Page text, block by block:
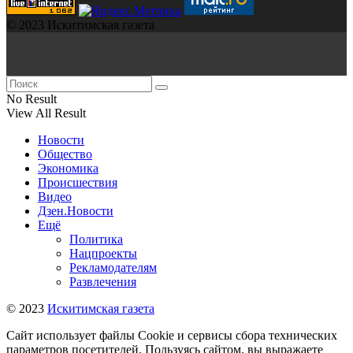
© 2023 Искитимская газета
No Result
View All Result
Новости
Общество
Экономика
Происшествия
Видео
Дзен.Новости
Ещё
Политика
Нацпроекты
Рекламодателям
Развлечения
© 2023 Искитимская газета
Сайт использует файлы Cookie и сервисы сбора технических
параметров посетителей. Пользуясь сайтом, вы выражаете